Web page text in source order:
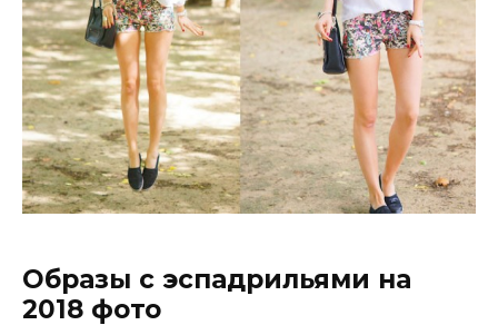
Образы с эспадрильями на
2018 фото